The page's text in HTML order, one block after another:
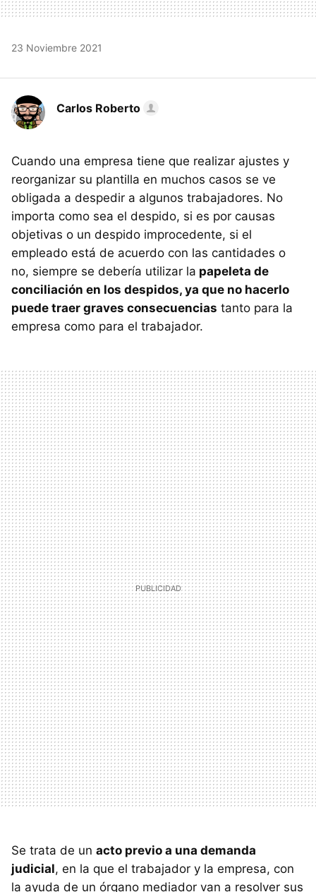
23 Noviembre 2021
Carlos Roberto
Cuando una empresa tiene que realizar ajustes y
reorganizar su plantilla en muchos casos se ve
obligada a despedir a algunos trabajadores. No
importa como sea el despido, si es por causas
objetivas o un despido improcedente, si el
empleado está de acuerdo con las cantidades o
no, siempre se debería utilizar la papeleta de
conciliación en los despidos, ya que no hacerlo
puede traer graves consecuencias tanto para la
empresa como para el trabajador.
Se trata de un acto previo a una demanda
judicial, en la que el trabajador y la empresa, con
la ayuda de un órgano mediador van a resolver sus